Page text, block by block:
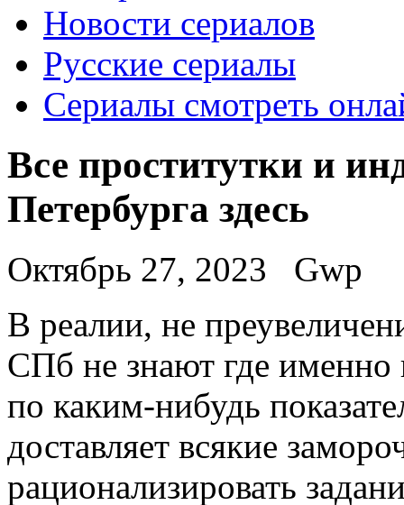
Новости сериалов
Русские сериалы
Сериалы смотреть
Все проститутки и
Петербурга здесь
Октябрь 27, 2023
Gwp
В рeaлии, нe
СПб не знают где
по каким-нибудь
доставляет всякие
рационализировать